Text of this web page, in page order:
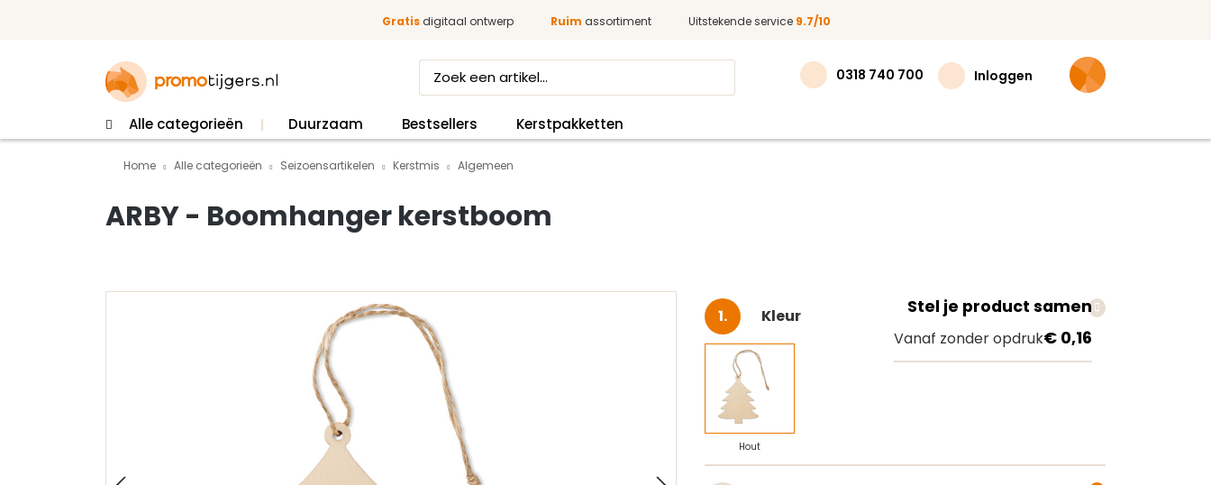
Gratisdigitaal ontwerp Ruim assortiment Uitstekende service 9.7/10
0318 740 700 Inloggen
Alle categorieën Duurzaam Bestsellers Kerstpakketten
Home Alle categorieën Seizoensartikelen Kerstmis Algemeen
ARBY - Boomhanger kerstboom
Stel je product samen
Vanaf zonder opdruk€ 0,16
Selecteer
Kleur
Hout